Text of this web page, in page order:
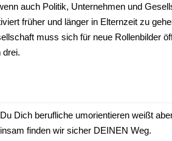
auch Politik, Unternehmen und
früher und länger in Elternzeit zu
muss sich für neue Rollenbilder
drei.
Dich berufliche umorientieren weißt
finden wir sicher DEINEN Weg.